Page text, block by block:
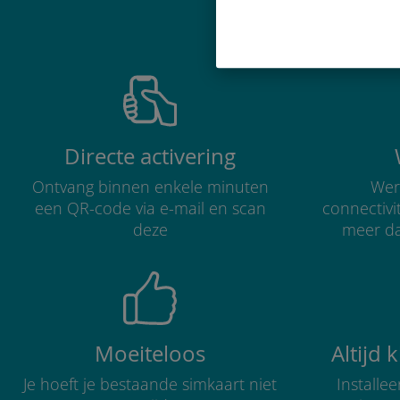
Waarom
Directe activering
Ontvang binnen enkele minuten
een QR-code via e-mail en scan
deze
meer
Moeiteloos
Je hoeft je bestaande simkaart niet
Altijd